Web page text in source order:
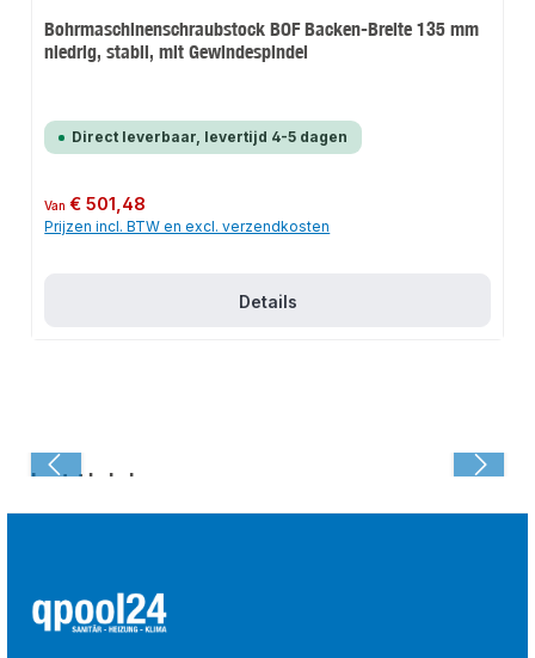
Bohrmaschinenschraubstock BOF Backen-Breite 135 mm
niedrig, stabil, mit Gewindespindel
Direct leverbaar, levertijd 4-5 dagen
Normale prijs:
Van€ 501,48
Prijzen incl. BTW en excl. verzendkosten
Details
Laatst bekeken: